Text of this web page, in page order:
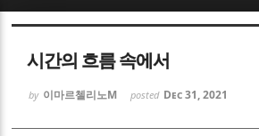
시간의 흐름 속에서
by 이마르첼리노M posted Dec 31, 2021
Sketchbook5, 스케치북5
Sketchbook5, 스케치북5